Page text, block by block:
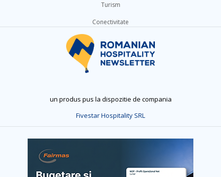
Turism
Conectivitate
un produs pus la dispozitie de compania
Fivestar Hospitality SRL